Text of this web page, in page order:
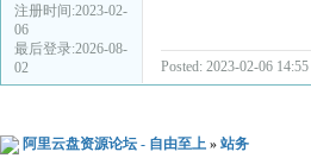
注册时间:2023-02-
06
最后登录:2026-08-
02
Posted: 2023-02-06 14:55 |
阿里云盘资源论坛 - 自由至上 » 站务